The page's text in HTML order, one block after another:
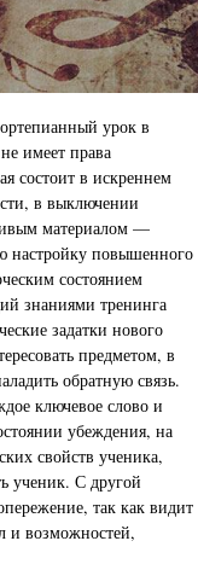
урок в
имеет права
состоит в искреннем
в выключении
материалом —
настройку повышенного
состоянием
знаниями тренинга
задатки нового
предметом, в
обратную связь.
ключевое слово и
убеждения, на
свойств ученика,
ученик. С другой
так как видит
и возможностей,